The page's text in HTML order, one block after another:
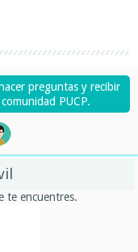
preguntas y recibir
PUCP.
te encuentres.